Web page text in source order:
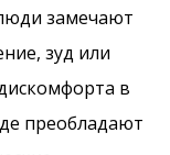
замечают
зуд или
в
преобладают